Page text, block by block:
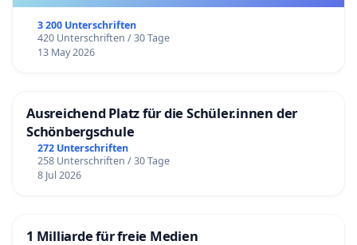
3 200 Unterschriften
420 Unterschriften / 30 Tage
13 May 2026
Ausreichend Platz für die Schüler.innen der
Schönbergschule
272 Unterschriften
258 Unterschriften / 30 Tage
8 Jul 2026
1 Milliarde für freie Medien